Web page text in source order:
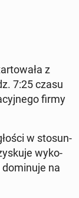
z
7:25 czasu
firmy
w sto­sun­
wy­ko­
na